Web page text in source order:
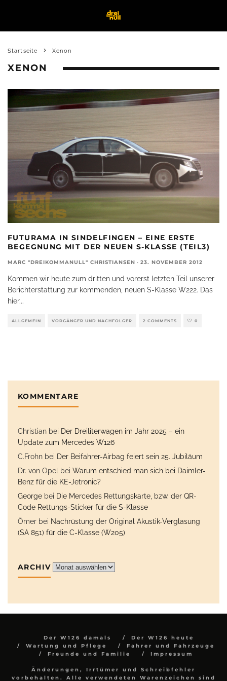
Startseite Xenon
XENON
FUTURAMA IN SINDELFINGEN – EINE ERSTE
BEGEGNUNG MIT DER NEUEN S-KLASSE (TEIL3)
MARC "DREIKOMMANULL" CHRISTIANSEN · 23. NOVEMBER 2012
Kommen wir heute zum dritten und vorerst letzten Teil unserer
Berichterstattung zur kommenden, neuen S-Klasse W222. Das
hier...
ALLGEMEIN VORGÄNGER UND NACHFOLGER 2 COMMENTS 0
KOMMENTARE
Christian bei Der Dreiliterwagen im Jahr 2025 – ein
Update zum Mercedes W126
C.Frohn bei Der Beifahrer-Airbag feiert sein 25. Jubiläum
Dr. von Opel
bei Warum entschied man sich bei Daimler-
Benz für die KE-Jetronic?
George bei Die Mercedes Rettungskarte, bzw. der QR-
Code Rettungs-Sticker für die S-Klasse
Ömer bei Nachrüstung der Original Akustik-Verglasung
(SA 851) für die C-Klasse (W205)
ARCHIV Archiv
Der W126 damals
Der W126 heute
Wartung und Pflege
Fahrer und Fahrzeuge
Freunde und Familie
Impressum
Änderungen, Irrtümer und Schreibfehler
vorbehalten. Alle verwendeten Warenzeichen sind